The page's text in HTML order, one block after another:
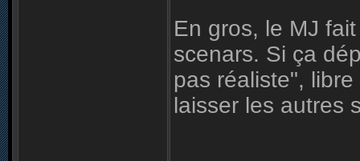
En gros, le MJ
scenars. Si ça
pas réaliste",
laisser les autres